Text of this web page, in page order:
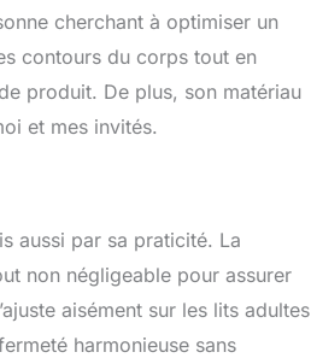
cherchant à optimiser un
contours du corps tout en
produit. De plus, son matériau
et mes invités.
aussi par sa praticité. La
non négligeable pour assurer
aisément sur les lits adultes
harmonieuse sans